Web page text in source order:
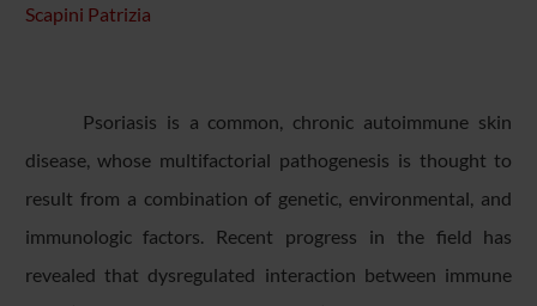
Scapini Patrizia
Psoriasis is a common, chronic autoimmune skin
disease, whose multifactorial pathogenesis is thought to
result from a combination of genetic, environmental, and
immunologic factors. Recent progress in the field has
revealed that dysregulated interaction between immune